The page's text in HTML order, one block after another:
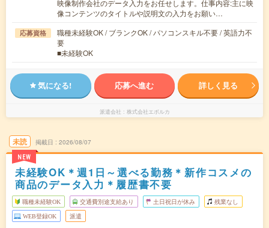
映像制作会社のデータ入力をお任せします。仕事内容:主に映
像コンテンツのタイトルや説明文の入力をお願い…
応募資格
職種未経験OK / ブランクOK / パソコンスキル不要 / 英語力不
要
■未経験OK
気になる! 応募へ進む 詳しく見る
派遣会社 株式会社エボルカ
未読
NEW
掲載日 2026/08/07
未経験OK＊週1日～選べる勤務＊新作コスメの
商品のデータ入力＊履歴書不要
職種未経験OK 交通費別途支給あり 土日祝日が休み 残業なし
WEB登録OK 派遣